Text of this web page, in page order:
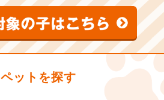
ペットを探す